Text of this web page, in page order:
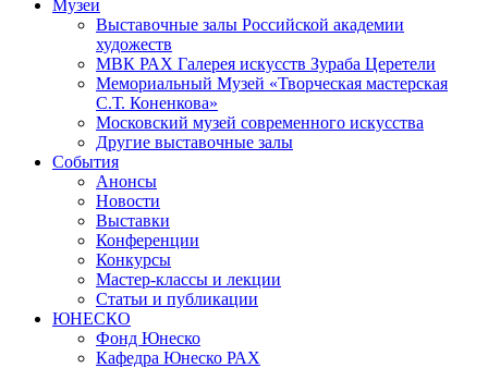
Музеи
Выставочные залы Российской академии
художеств
МВК РАХ Галерея искусств Зураба Церетели
Мемориальный Музей «Творческая мастерская
С.Т. Коненкова»
Московский музей современного искусства
Другие выставочные залы
События
Анонсы
Новости
Выставки
Конференции
Конкурсы
Мастер-классы и лекции
Статьи и публикации
ЮНЕСКО
Фонд Юнеско
Кафедра Юнеско РАХ